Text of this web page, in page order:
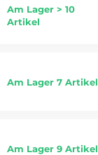
Am Lager > 10
Artikel
Am Lager 7 Artikel
Am Lager 9 Artikel